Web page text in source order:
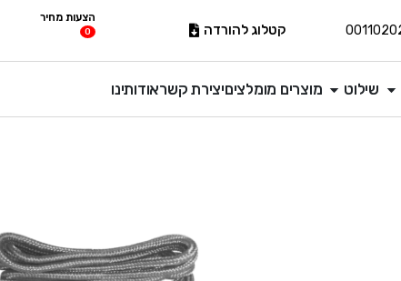
קטלוג להורדה
הצעות מחיר
0 פריטים
שילוט מוצרים מומלציםיצירת קשראודותינו